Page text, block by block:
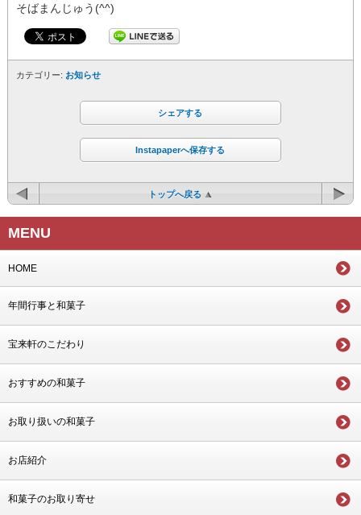
そばまんじゅう(^^)
カテゴリー: お知らせ
シェアする
Instapaperへ保存する
トップへ戻る
MENU
HOME
年間行事と和菓子
宝来軒のこだわり
おすすめの和菓子
お取り扱いの和菓子
お店紹介
和菓子のお取り寄せ